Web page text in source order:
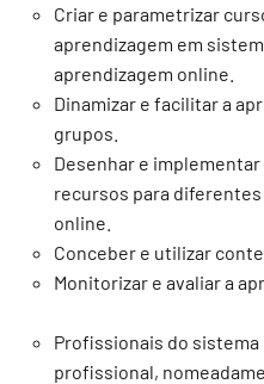
Criar e parametrizar
aprendizagem em
aprendizagem online.
Dinamizar e facilitar a
grupos.
Desenhar e
recursos para
online.
Conceber e utilizar
Monitorizar e avaliar a
Profissionais do sistema
profissional,